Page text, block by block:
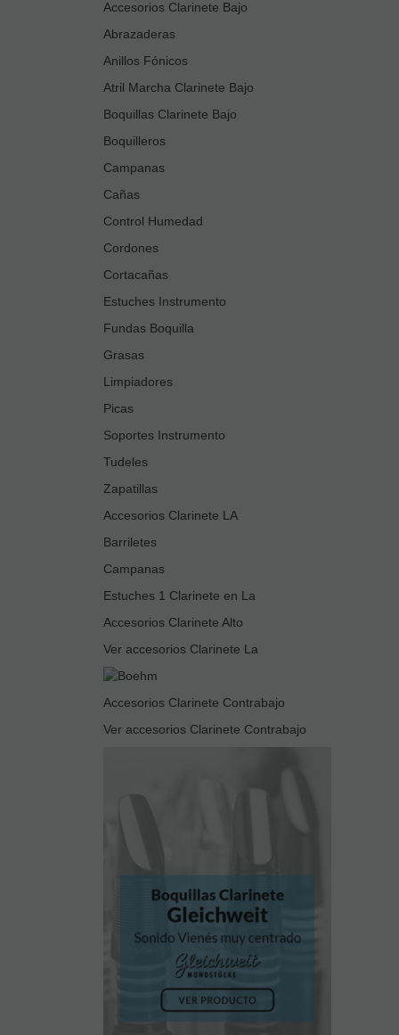
Accesorios Clarinete Bajo
Abrazaderas
Anillos Fónicos
Atril Marcha Clarinete Bajo
Boquillas Clarinete Bajo
Boquilleros
Campanas
Cañas
Control Humedad
Cordones
Cortacañas
Estuches Instrumento
Fundas Boquilla
Grasas
Limpiadores
Picas
Soportes Instrumento
Tudeles
Zapatillas
Accesorios Clarinete LA
Barriletes
Campanas
Estuches 1 Clarinete en La
Accesorios Clarinete Alto
Ver accesorios Clarinete La
Accesorios Clarinete Contrabajo
Ver accesorios Clarinete Contrabajo